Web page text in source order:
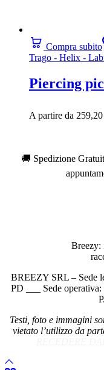
Compra subito
Trago - Helix -
Piercing
A partire da 259,20
🚚 Spedizione
Breezy:
BREEZY SRL – Sede
PD ___ Sede
Testi, foto e immagini
vietato l’utilizzo da